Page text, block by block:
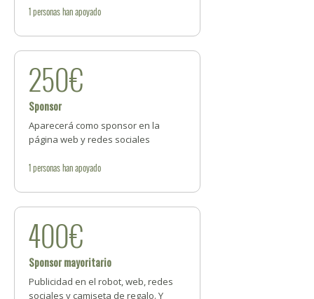
1personashan apoyado
250€
Sponsor
Aparecerá como sponsor en la
página web y redes sociales
1personashan apoyado
400€
Sponsor mayoritario
Publicidad en el robot, web, redes
sociales y camiseta de regalo. Y